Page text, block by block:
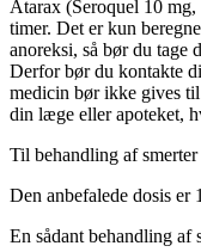
Atarax (Seroquel 10
timer. Det er kun
anoreksi, så bør du tage
Derfor bør du kontakte
medicin bør ikke gives
din læge eller apoteket,
Til behandling af
Den anbefalede dosis
En sådant behandling af